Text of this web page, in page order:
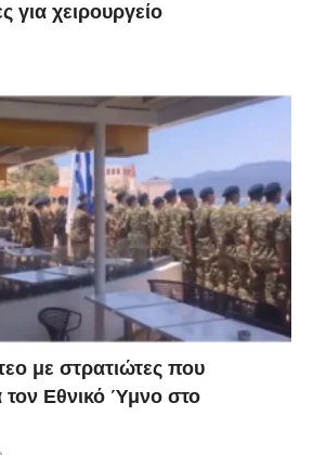
για χειρουργείο
με στρατιώτες που
Εθνικό Ύμνο στο